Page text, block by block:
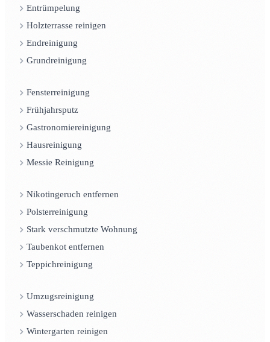
Entrümpelung
Holzterrasse reinigen
Endreinigung
Grundreinigung
Fensterreinigung
Frühjahrsputz
Gastronomiereinigung
Hausreinigung
Messie Reinigung
Nikotingeruch entfernen
Polsterreinigung
Stark verschmutzte Wohnung
Taubenkot entfernen
Teppichreinigung
Umzugsreinigung
Wasserschaden reinigen
Wintergarten reinigen